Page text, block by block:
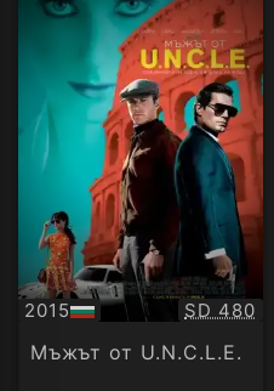
2015
БГ
аудио
Качество:
SD 480
Мъжът от U.N.C.L.E.